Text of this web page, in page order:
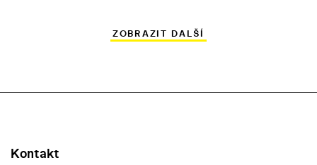
ZOBRAZIT DALŠÍ
Kontakt